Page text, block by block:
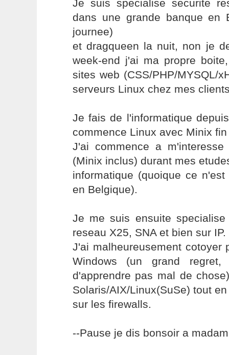
Je suis specialise securite
dans une grande banque en
journee)
et dragqueen la nuit, non je
week-end j'ai ma propre
sites web (CSS/PHP/MYSQL/
serveurs Linux chez mes
Je fais de l'informatique
commence Linux avec Minix
J'ai commence a
(Minix inclus) durant mes
informatique (quoique ce
en Belgique).
Je me suis ensuite
reseau X25, SNA et bien sur IP.
J'ai malheureusement cotoyer
Windows (un grand
d'apprendre pas mal de
Solaris/AIX/Linux(SuSe) tout
sur les firewalls.
--Pause je dis bonsoir a